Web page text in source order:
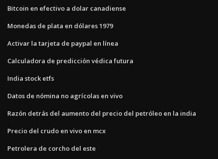
Bitcoin en efectivo a dolar canadiense
Monedas de plata en dólares 1979
Activar la tarjeta de paypal en línea
Calculadora de predicción védica futura
India stock etfs
Datos de nómina no agrícolas en vivo
Razón detrás del aumento del precio del petróleo en la india
Precio del crudo en vivo en mcx
Petrolera de corcho del este